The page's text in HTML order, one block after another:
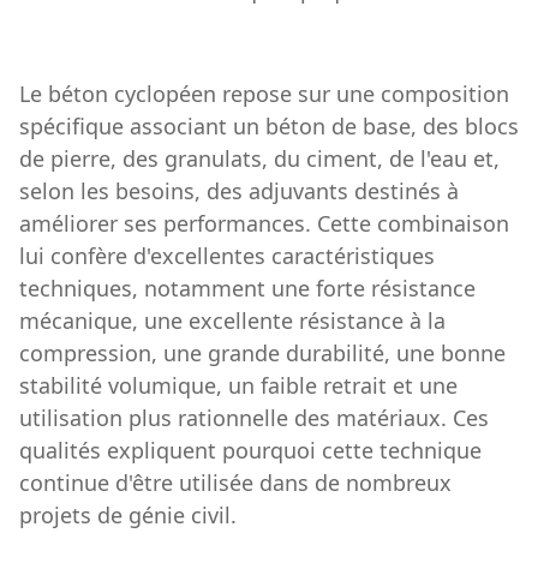
Le béton cyclopéen repose sur une composition
spécifique associant un béton de base, des blocs
de pierre, des granulats, du ciment, de l'eau et,
selon les besoins, des adjuvants destinés à
améliorer ses performances. Cette combinaison
lui confère d'excellentes caractéristiques
techniques, notamment une forte résistance
mécanique, une excellente résistance à la
compression, une grande durabilité, une bonne
stabilité volumique, un faible retrait et une
utilisation plus rationnelle des matériaux. Ces
qualités expliquent pourquoi cette technique
continue d'être utilisée dans de nombreux
projets de génie civil.